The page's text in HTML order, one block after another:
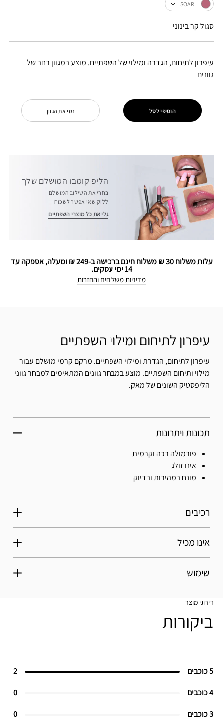
עיפרון לתיחום, הגדרה ומילוי של השפתיים. מוצע במגוון רחב של
גוונים
SOAR
סגול קר בינוני
הליפ קומבו המושלם שלך
בחרי את השילוב המושלם
ללוק שאי אפשר לשכוח
גלי את כל מוצרי השפתיים
נסי את הגוון הוסיפי לסל
עלות משלוח 30 ₪ משלוח חינם ברכישה ב-249 ₪ ומעלה, אספקה עד
14 ימי עסקים.
מדיניות משלוחים והחזרות
עיפרון לתיחום ומילוי השפתיים
עיפרון לתיחום, הגדרת ומילוי השפתיים. מרקם קרמי מושלם עבור
מילוי ותיחום השפתיים. מוצע במבחר גוונים המתאימים למבחר גווני
הליפסטיק השונים של מאק.
תכונות ויתרונות
פורמולה רכה וקרמית
אינו זולג
מונח במהירות ובדיוק
רכיבים
אינו מכיל
שימוש
דירוגי מוצר
ביקורות
5 כוכבים 2
4 כוכבים 0
3 כוכבים 0